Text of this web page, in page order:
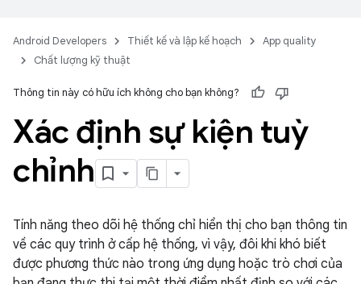
Android Developers Thiết kế và lập kế hoạch
App quality
Chất lượng kỹ thuật
Thông tin này có hữu ích không cho bạn không?
Xác định sự kiện tuỳ
chỉnh
Tính năng theo dõi hệ thống chỉ hiển thị cho bạn thông tin
về các quy trình ở cấp hệ thống, vì vậy, đôi khi khó biết
được phương thức nào trong ứng dụng hoặc trò chơi của